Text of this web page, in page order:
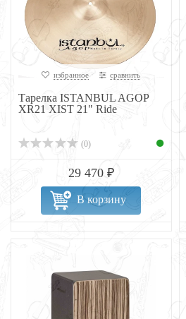
избранное сравнить
Тарелка ISTANBUL AGOP
XR21 XIST 21" Ride
(0)
29 470 ₽
В корзину